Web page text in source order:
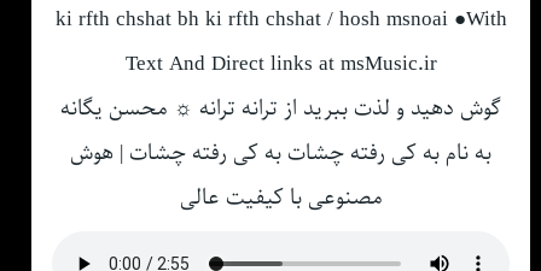
ki rfth chshat bh ki rfth chshat / hosh msnoai ●With
Text And Direct links at msMusic.ir
گوش دهید و لذت ببرید از ترانه ترانه ☼ محسن یگانه
به نام به کی رفته چشات به کی رفته چشات | هوش
مصنوعی با کیفیت عالی